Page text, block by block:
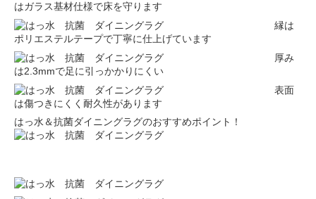
はガラス基材仕様で床を守ります
縁は
ポリエステルテープで丁寧に仕上げています
厚み
は2.3mmで足に引っかかりにくい
表面
は傷つきにくく耐久性があります
はっ水＆抗菌ダイニングラグのおすすめポイント！